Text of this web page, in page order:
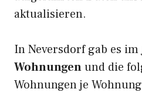
aktualisieren.
In Neversdorf gab es im
Wohnungenund die
Wohnungen je